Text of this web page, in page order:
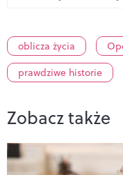
oblicza życia
prawdziwe historie
Zobacz także